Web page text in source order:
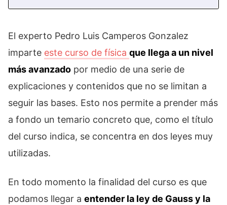
El experto Pedro Luis Camperos Gonzalez
imparte este curso de física que llega a un nivel
más avanzado por medio de una serie de
explicaciones y contenidos que no se limitan a
seguir las bases. Esto nos permite a prender más
a fondo un temario concreto que, como el título
del curso indica, se concentra en dos leyes muy
utilizadas.
En todo momento la finalidad del curso es que
podamos llegar a entender la ley de Gauss y la